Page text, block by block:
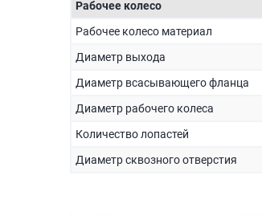
Рабочее колесо
Рабочее колесо материал
Диаметр выхода
Диаметр всасывающего фланца
Диаметр рабочего колеса
Количество лопастей
Диаметр сквозного отверстия